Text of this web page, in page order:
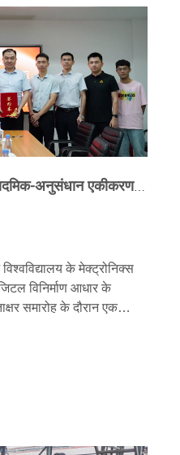
कुनफेंग मशीनरी ने उद्योग-अकादमिक-अनुसंधान एकीकरण को गहरा करने के लिए हुआकियाओ विश्वविद्यालय के मेक्ट्रोनिक्स स्कूल के साथ रणनीतिक साझेदारी बनाई
के मेक्ट्रोनिक्स
विनिर्माण आधार के
समारोह के दौरान एक
सहयोगी प्रतिभा विकास
लिन तियानलियांग सहित